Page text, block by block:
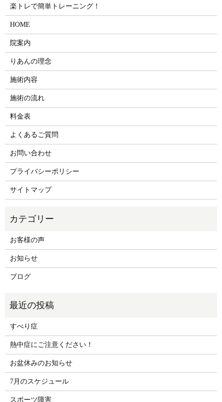
楽トレで簡単トレーニング！
HOME
院案内
りあんの理念
施術内容
施術の流れ
料金表
よくあるご質問
お問い合わせ
プライバシーポリシー
サイトマップ
お客様の声
お知らせ
ブログ
すべり症
熱中症にご注意ください！
お盆休みのお知らせ
7月のスケジュール
スポーツ障害